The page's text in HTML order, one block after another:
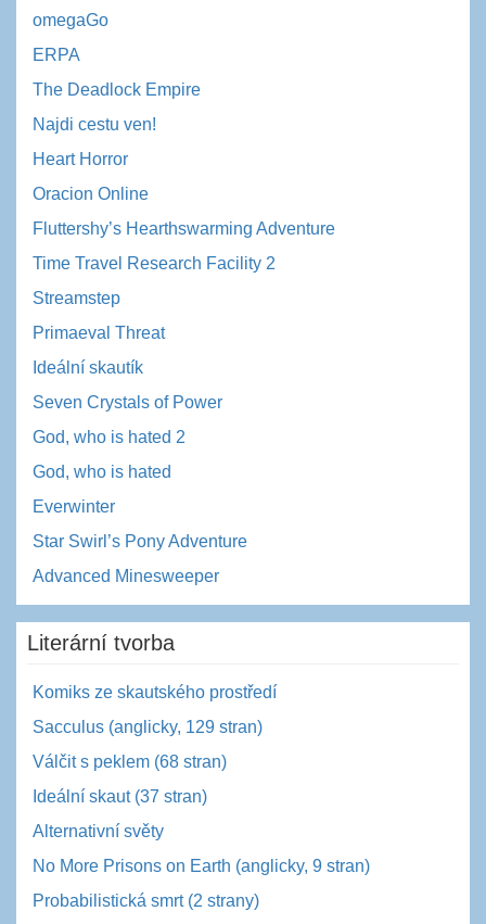
omegaGo
ERPA
The Deadlock Empire
Najdi cestu ven!
Heart Horror
Oracion Online
Fluttershy’s Hearthswarming Adventure
Time Travel Research Facility 2
Streamstep
Primaeval Threat
Ideální skautík
Seven Crystals of Power
God, who is hated 2
God, who is hated
Everwinter
Star Swirl’s Pony Adventure
Advanced Minesweeper
Literární tvorba
Komiks ze skautského prostředí
Sacculus (anglicky, 129 stran)
Válčit s peklem (68 stran)
Ideální skaut (37 stran)
Alternativní světy
No More Prisons on Earth (anglicky, 9 stran)
Probabilistická smrt (2 strany)